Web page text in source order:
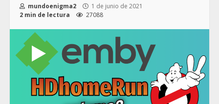
mundoenigma2
1 de junio de 2021
2 min de lectura
27088